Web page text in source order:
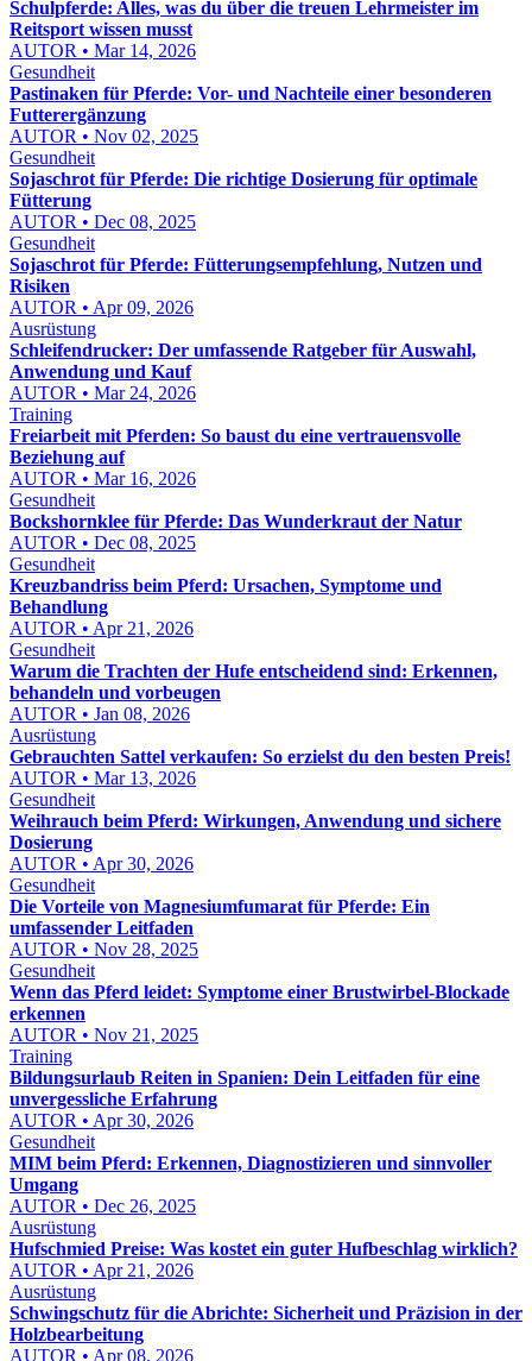
Schulpferde: Alles, was du über die treuen Lehrmeister im
Reitsport wissen musst
AUTOR • Mar 14, 2026
Gesundheit
Pastinaken für Pferde: Vor- und Nachteile einer besonderen
Futterergänzung
AUTOR • Nov 02, 2025
Gesundheit
Sojaschrot für Pferde: Die richtige Dosierung für optimale
Fütterung
AUTOR • Dec 08, 2025
Gesundheit
Sojaschrot für Pferde: Fütterungsempfehlung, Nutzen und
Risiken
AUTOR • Apr 09, 2026
Ausrüstung
Schleifendrucker: Der umfassende Ratgeber für Auswahl,
Anwendung und Kauf
AUTOR • Mar 24, 2026
Training
Freiarbeit mit Pferden: So baust du eine vertrauensvolle
Beziehung auf
AUTOR • Mar 16, 2026
Gesundheit
Bockshornklee für Pferde: Das Wunderkraut der Natur
AUTOR • Dec 08, 2025
Gesundheit
Kreuzbandriss beim Pferd: Ursachen, Symptome und
Behandlung
AUTOR • Apr 21, 2026
Gesundheit
Warum die Trachten der Hufe entscheidend sind: Erkennen,
behandeln und vorbeugen
AUTOR • Jan 08, 2026
Ausrüstung
Gebrauchten Sattel verkaufen: So erzielst du den besten Preis!
AUTOR • Mar 13, 2026
Gesundheit
Weihrauch beim Pferd: Wirkungen, Anwendung und sichere
Dosierung
AUTOR • Apr 30, 2026
Gesundheit
Die Vorteile von Magnesiumfumarat für Pferde: Ein
umfassender Leitfaden
AUTOR • Nov 28, 2025
Gesundheit
Wenn das Pferd leidet: Symptome einer Brustwirbel-Blockade
erkennen
AUTOR • Nov 21, 2025
Training
Bildungsurlaub Reiten in Spanien: Dein Leitfaden für eine
unvergessliche Erfahrung
AUTOR • Apr 30, 2026
Gesundheit
MIM beim Pferd: Erkennen, Diagnostizieren und sinnvoller
Umgang
AUTOR • Dec 26, 2025
Ausrüstung
Hufschmied Preise: Was kostet ein guter Hufbeschlag wirklich?
AUTOR • Apr 21, 2026
Ausrüstung
Schwingschutz für die Abrichte: Sicherheit und Präzision in der
Holzbearbeitung
AUTOR • Apr 08, 2026